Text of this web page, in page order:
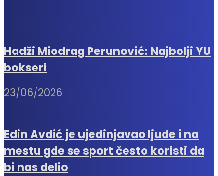
Hadži Miodrag Perunović: Najbolji YU
bokseri
23/06/2026
Edin Avdić je ujedinjavao ljude i na
mestu gde se sport često koristi da
bi nas delio